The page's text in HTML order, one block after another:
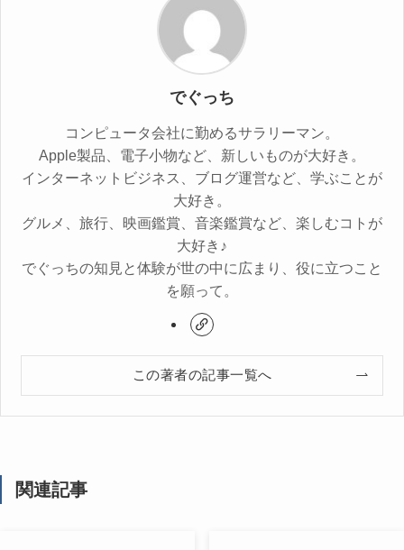
でぐっち
コンピュータ会社に勤めるサラリーマン。
Apple製品、電子小物など、新しいものが大好き。
インターネットビジネス、ブログ運営など、学ぶことが
大好き。
グルメ、旅行、映画鑑賞、音楽鑑賞など、楽しむコトが
大好き♪
でぐっちの知見と体験が世の中に広まり、役に立つこと
を願って。
この著者の記事一覧へ
関連記事